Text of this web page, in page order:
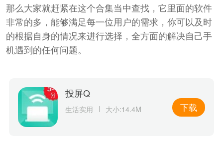
那么大家就赶紧在这个合集当中查找，它里面的软件
非常的多，能够满足每一位用户的需求，你可以及时
的根据自身的情况来进行选择，全方面的解决自己手
机遇到的任何问题。
投屏Q
生活实用 大小:14.4M 下载